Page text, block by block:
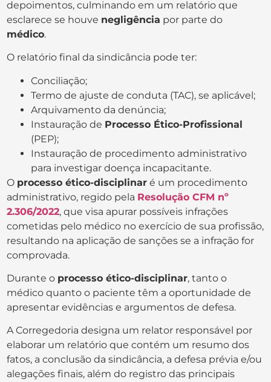
depoimentos, culminando em um relatório que
esclarece se houve negligência por parte do
médico.
O relatório final da sindicância pode ter:
Conciliação;
Termo de ajuste de conduta (TAC), se aplicável;
Arquivamento da denúncia;
Instauração de Processo Ético-Profissional
(PEP);
Instauração de procedimento administrativo
para investigar doença incapacitante.
O processo ético-disciplinar é um procedimento
administrativo, regido pela Resolução CFM nº
2.306/2022, que visa apurar possíveis infrações
cometidas pelo médico no exercício de sua profissão,
resultando na aplicação de sanções se a infração for
comprovada.
Durante o processo ético-disciplinar, tanto o
médico quanto o paciente têm a oportunidade de
apresentar evidências e argumentos de defesa.
A Corregedoria designa um relator responsável por
elaborar um relatório que contém um resumo dos
fatos, a conclusão da sindicância, a defesa prévia e/ou
alegações finais, além do registro das principais